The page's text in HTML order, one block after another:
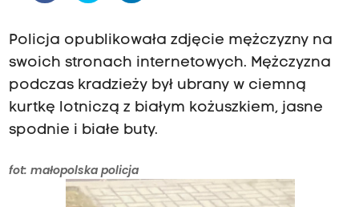
Policja opublikowała zdjęcie mężczyzny na
swoich stronach internetowych. Mężczyzna
podczas kradzieży był ubrany w ciemną
kurtkę lotniczą z białym kożuszkiem, jasne
spodnie i białe buty.
fot: małopolska policja